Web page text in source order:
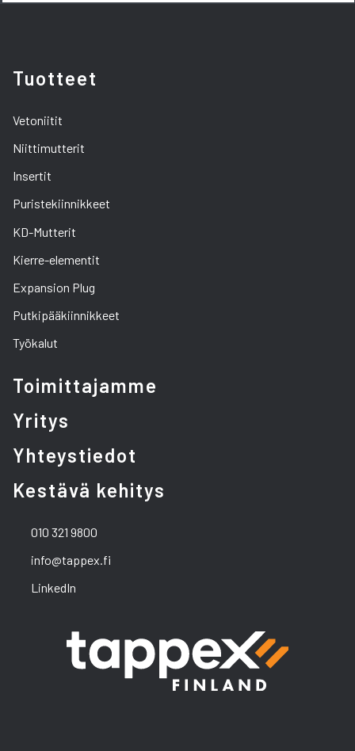
Tuotteet
Vetoniitit
Niittimutterit
Insertit
Puristekiinnikkeet
KD-Mutterit
Kierre-elementit
Expansion Plug
Putkipääkiinnikkeet
Työkalut
Toimittajamme
Yritys
Yhteystiedot
Kestävä kehitys
010 321 9800
info@tappex.fi
LinkedIn